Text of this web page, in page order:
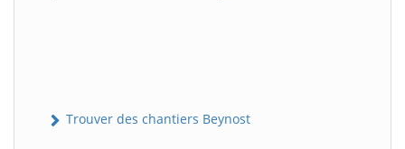
Trouver des chantiers Beynost